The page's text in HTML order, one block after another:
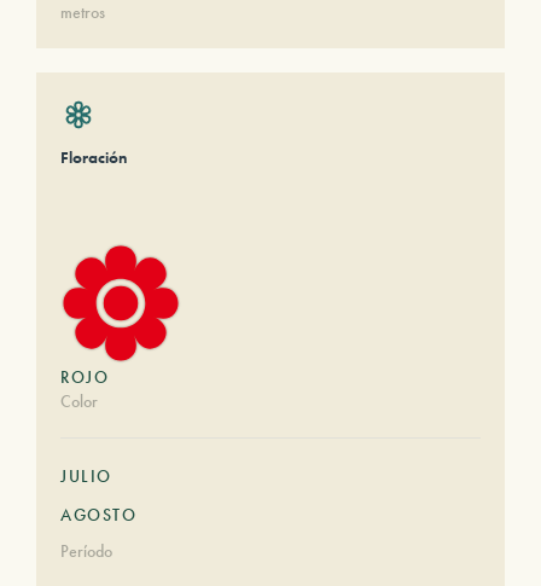
metros
Floración
ROJO
Color
JULIO
AGOSTO
Período